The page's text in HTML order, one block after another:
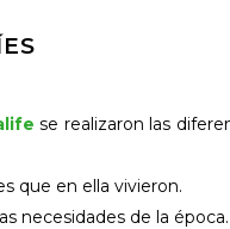
se realizaron las
que en ella vivieron.
necesidades de la época.